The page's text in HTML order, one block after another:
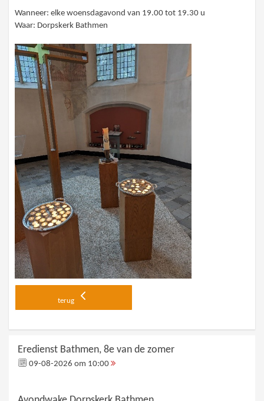
Wanneer: elke woensdagavond van 19.00 tot 19.30 u
Waar: Dorpskerk Bathmen
terug
Eredienst Bathmen, 8e van de zomer
09-08-2026 om 10:00